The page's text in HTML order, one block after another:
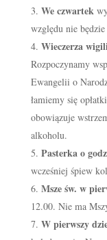
We czwartek
względu nie
Wieczerza
Rozpoczynamy
Ewangelii o
łamiemy się
obowiązuje
alkoholu.
Pasterka o
wcześniej śpiew
Msze św. w
12.00. Nie ma
W pierwszy